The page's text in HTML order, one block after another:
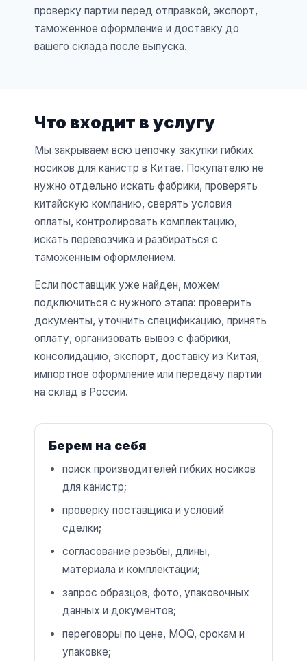
проверку партии перед отправкой, экспорт,
таможенное оформление и доставку до
вашего склада после выпуска.
Что входит в услугу
Мы закрываем всю цепочку закупки гибких
носиков для канистр в Китае. Покупателю не
нужно отдельно искать фабрики, проверять
китайскую компанию, сверять условия
оплаты, контролировать комплектацию,
искать перевозчика и разбираться с
таможенным оформлением.
Если поставщик уже найден, можем
подключиться с нужного этапа: проверить
документы, уточнить спецификацию, принять
оплату, организовать вывоз с фабрики,
консолидацию, экспорт, доставку из Китая,
импортное оформление или передачу партии
на склад в России.
Берем на себя
поиск производителей гибких носиков
для канистр;
проверку поставщика и условий
сделки;
согласование резьбы, длины,
материала и комплектации;
запрос образцов, фото, упаковочных
данных и документов;
переговоры по цене, MOQ, срокам и
упаковке;